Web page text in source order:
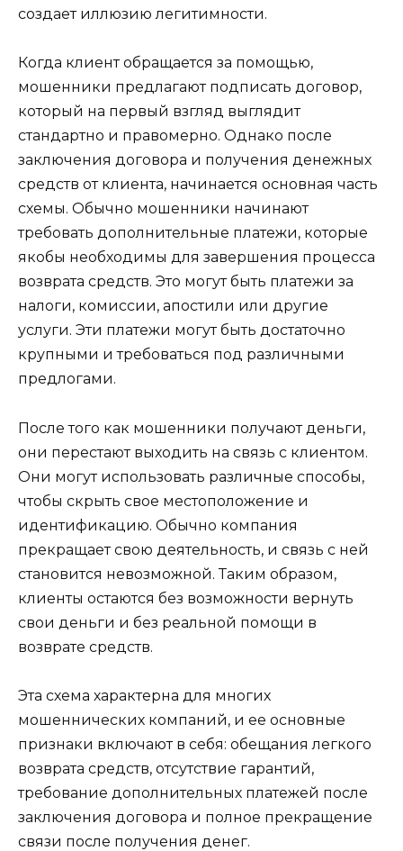
создает иллюзию легитимности.
Когда клиент обращается за помощью,
мошенники предлагают подписать договор,
который на первый взгляд выглядит
стандартно и правомерно. Однако после
заключения договора и получения денежных
средств от клиента, начинается основная часть
схемы. Обычно мошенники начинают
требовать дополнительные платежи, которые
якобы необходимы для завершения процесса
возврата средств. Это могут быть платежи за
налоги, комиссии, апостили или другие
услуги. Эти платежи могут быть достаточно
крупными и требоваться под различными
предлогами.
После того как мошенники получают деньги,
они перестают выходить на связь с клиентом.
Они могут использовать различные способы,
чтобы скрыть свое местоположение и
идентификацию. Обычно компания
прекращает свою деятельность, и связь с ней
становится невозможной. Таким образом,
клиенты остаются без возможности вернуть
свои деньги и без реальной помощи в
возврате средств.
Эта схема характерна для многих
мошеннических компаний, и ее основные
признаки включают в себя: обещания легкого
возврата средств, отсутствие гарантий,
требование дополнительных платежей после
заключения договора и полное прекращение
связи после получения денег.